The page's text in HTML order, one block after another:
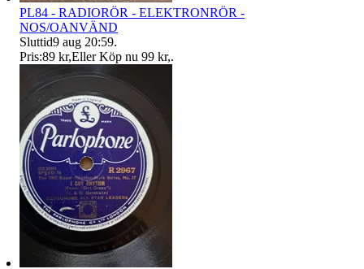
PL84 - RADIORÖR - ELEKTRONRÖR -
NOS/OANVÄND
Sluttid9 aug 20:59.
Pris:89 kr,Eller Köp nu 99 kr,.